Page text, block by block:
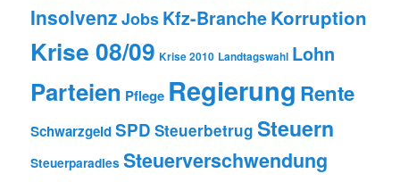
Insolvenz Jobs Kfz-BrancheKorruption
Krise 08/09 Krise 2010 Landtagswahl Lohn
Parteien Pflege Regierung Rente
SchwarzgeldSPD Steuerbetrug Steuern
Steuerparadies Steuerverschwendung